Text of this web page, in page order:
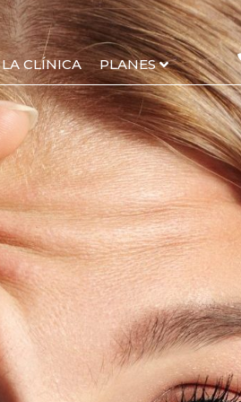
LA CLÍNICA PLANES